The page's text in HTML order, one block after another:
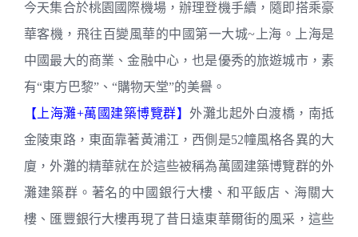
今天集合於桃園國際機場，辦理登機手續，隨即搭乘豪
華客機，飛往百變風華的中國第一大城~上海。上海是
中國最大的商業、金融中心，也是優秀的旅遊城市，素
有“東方巴黎”、“購物天堂”的美譽。
【上海灘+萬國建築博覽群】外灘北起外白渡橋，南抵
金陵東路，東面靠著黃浦江，西側是52幢風格各異的大
廈，外灘的精華就在於這些被稱為萬國建築博覽群的外
灘建築群。著名的中國銀行大樓、和平飯店、海關大
樓、匯豐銀行大樓再現了昔日遠東華爾街的風采，這些